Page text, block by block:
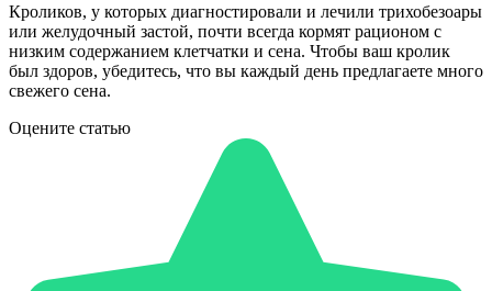
Кроликов, у которых диагностировали и лечили трихобезоары
или желудочный застой, почти всегда кормят рационом с
низким содержанием клетчатки и сена. Чтобы ваш кролик
был здоров, убедитесь, что вы каждый день предлагаете много
свежего сена.
Оцените статью